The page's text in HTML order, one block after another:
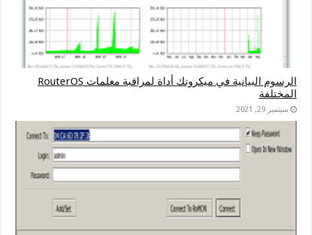
الرسوم البيانية في ميكروتك أداة لمراقبة معلمات RouterOS
المختلفة
سبتمبر 29, 2021